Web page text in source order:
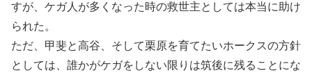
すが、ケガ人が多くなった時の救世主としては本当に助け
られた。
ただ、甲斐と高谷、そして栗原を育てたいホークスの方針
としては、誰かがケガをしない限りは筑後に残ることにな